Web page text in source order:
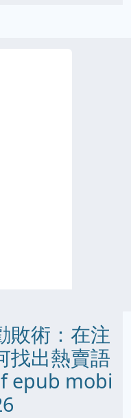
敗術：在注
找出熱賣語
epub mobi